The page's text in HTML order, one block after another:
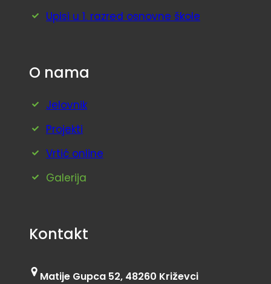
Upisi u 1. razred osnovne škole
O nama
Jelovnik
Projekti
Vrtić online
Galerija
Kontakt
Matije Gupca 52, 48260 Križevci